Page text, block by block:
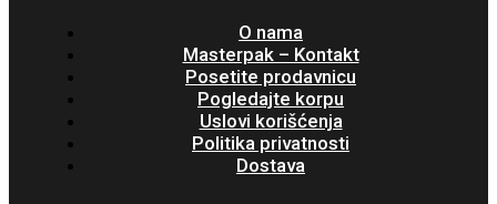
O nama
Masterpak – Kontakt
Posetite prodavnicu
Pogledajte korpu
Uslovi korišćenja
Politika privatnosti
Dostava